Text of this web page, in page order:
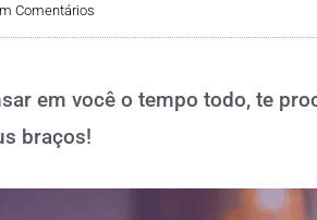
Comentários
em você o tempo todo, te
braços!